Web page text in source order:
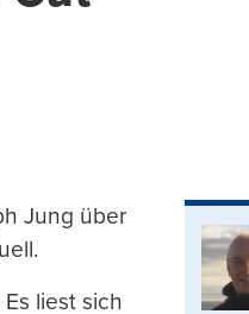
Jung über
liest sich